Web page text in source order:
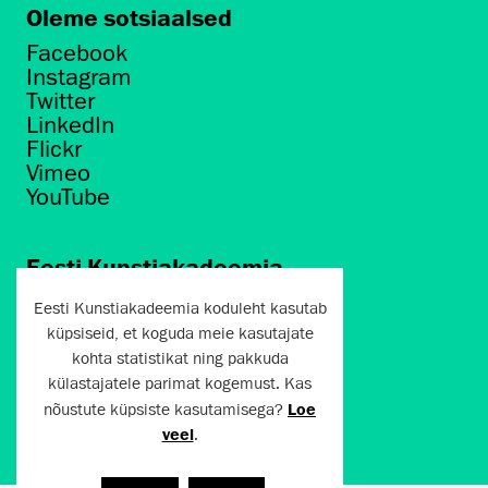
Oleme sotsiaalsed
Facebook
Instagram
Twitter
LinkedIn
Flickr
Vimeo
YouTube
Eesti Kunstiakadeemia
Põhja puiestee 7
Tallinn 10412
artun@artun.ee
+372 6267301
Liitu uudiskirjaga!
Eesti Kunstiakadeemia koduleht kasutab
küpsiseid, et koguda meie kasutajate
kohta statistikat ning pakkuda
külastajatele parimat kogemust. Kas
nõustute küpsiste kasutamisega? Loe
veel.